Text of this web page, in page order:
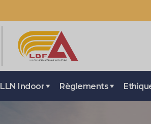
LLN Indoor Règlements